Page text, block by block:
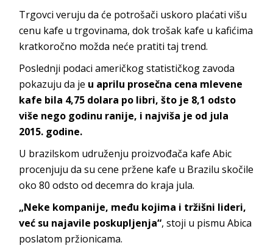
Trgovci veruju da će potrošači uskoro plaćati višu
cenu kafe u trgovinama, dok trošak kafe u kafićima
kratkoročno možda neće pratiti taj trend.
Poslednji podaci američkog statističkog zavoda
pokazuju da je u aprilu prosečna cena mlevene
kafe bila 4,75 dolara po libri, što je 8,1 odsto
više nego godinu ranije, i najviša je od jula
2015. godine.
U brazilskom udruženju proizvođača kafe Abic
procenjuju da su cene pržene kafe u Brazilu skočile
oko 80 odsto od decemra do kraja jula.
„Neke kompanije, među kojima i tržišni lideri,
već su najavile poskupljenja“, stoji u pismu Abica
poslatom pržionicama.